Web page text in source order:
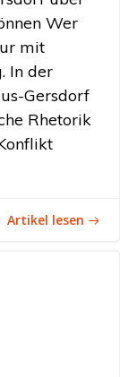
Wer
mit
In der
Gersdorf
Rhetorik
Artikel lesen